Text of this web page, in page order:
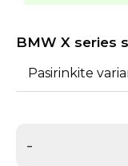
BMW X series
Pasirinkite
-